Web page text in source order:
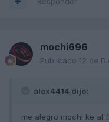
mochi696
Publicado 12 de
alex4414 dijo:
me alegro mochi ke al